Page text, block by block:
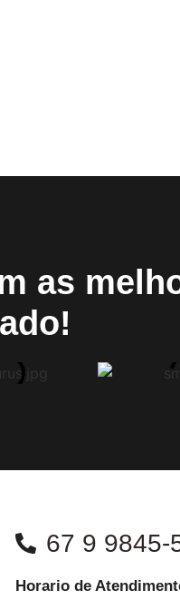
as
67 9 9845-
Horario de